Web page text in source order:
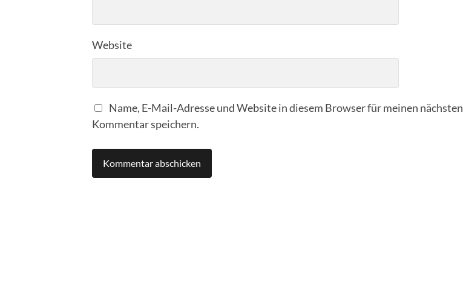
Website
Name, E-Mail-Adresse und Website in diesem Browser für meinen nächsten
Kommentar speichern.